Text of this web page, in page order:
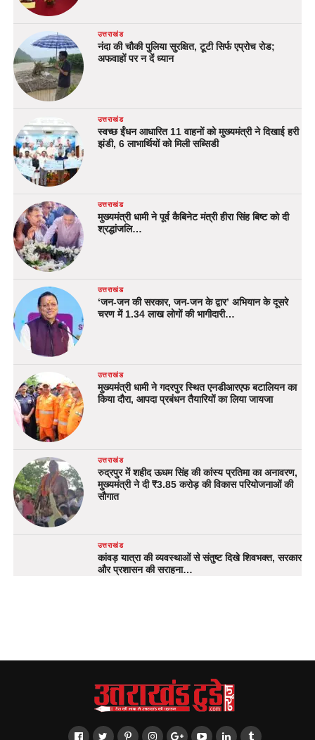
उत्तराखंड
नंदा की चौकी पुलिया सुरक्षित, टूटी सिर्फ एप्रोच रोड;
अफवाहों पर न दें ध्यान
उत्तराखंड
स्वच्छ ईंधन आधारित 11 वाहनों को मुख्यमंत्री ने दिखाई हरी
झंडी, 6 लाभार्थियों को मिली सब्सिडी
उत्तराखंड
मुख्यमंत्री धामी ने पूर्व कैबिनेट मंत्री हीरा सिंह बिष्ट को दी
श्रद्धांजलि…
उत्तराखंड
‘जन-जन की सरकार, जन-जन के द्वार’ अभियान के दूसरे
चरण में 1.34 लाख लोगों की भागीदारी…
उत्तराखंड
मुख्यमंत्री धामी ने गदरपुर स्थित एनडीआरएफ बटालियन का
किया दौरा, आपदा प्रबंधन तैयारियों का लिया जायजा
उत्तराखंड
रुद्रपुर में शहीद ऊधम सिंह की कांस्य प्रतिमा का अनावरण,
मुख्यमंत्री ने दी ₹3.85 करोड़ की विकास परियोजनाओं की
सौगात
उत्तराखंड
कांवड़ यात्रा की व्यवस्थाओं से संतुष्ट दिखे शिवभक्त, सरकार
और प्रशासन की सराहना…